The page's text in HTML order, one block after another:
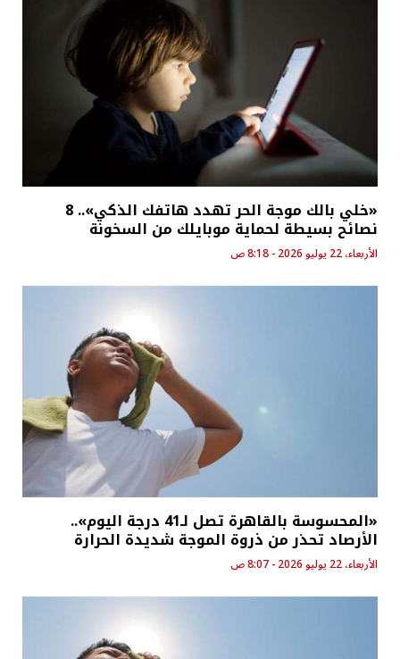
«خلي بالك موجة الحر تهدد هاتفك الذكي».. 8
نصائح بسيطة لحماية موبايلك من السخونة
الأربعاء، 22 يوليو 2026 - 8:18 ص
«المحسوسة بالقاهرة تصل لـ41 درجة اليوم»..
الأرصاد تحذر من ذروة الموجة شديدة الحرارة
الأربعاء، 22 يوليو 2026 - 8:07 ص